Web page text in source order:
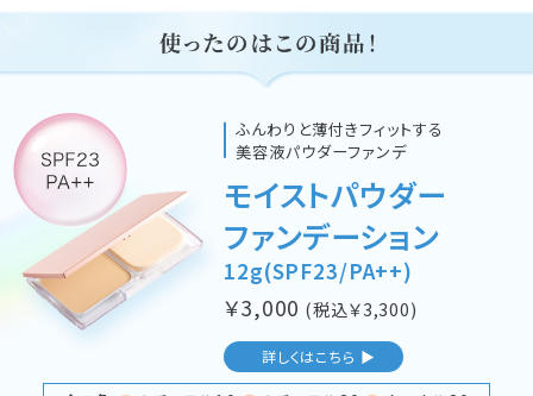
ふんわりと薄付きフィットする
美容液パウダーファンデ
モイストパウダー
ファンデーション
12g(SPF23/PA++)
￥3,000 (税込￥3,300)
詳しくはこちら ▶